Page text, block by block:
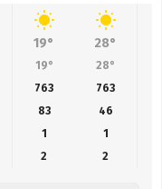
19° 28°
19° 28°
763 763
83 46
1
1
2 2